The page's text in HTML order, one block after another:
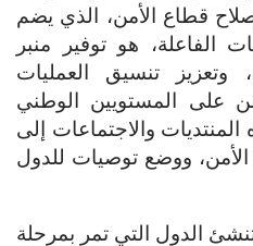
قطاع الأمن، الذي يضم
الفاعلة، هو توفير منبر
وتعزيز تنسيق العمليات
على المستويين الوطني
والاجتماعات إلى
ووضع توصيات للدول
الدول التي تمر بمرحلة